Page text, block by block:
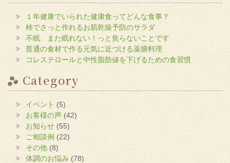
だ
さ
い
(新
し
い
ウ
ィ
ン
ド
ウ
で
開
き
ま
す)
１年健康でいられた健康食ってどんな食事？
柿でさっと作れるお肌乾燥予防のサラダ
不眠、また眠れない！っと焦らないことです
普通の食材で作る元気に近づける薬膳料理
コレステロールと中性脂肪値を下げるための食習慣
Category
イベント(5)
お客様の声(42)
お知らせ(55)
ご相談例(22)
その他(8)
体調のお悩み (78)